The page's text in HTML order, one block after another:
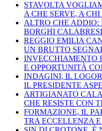
STAVOLTA
A CHE SERVE, A
ALTRO CHE
BORGHI
REGGIO EMILIA
UN BRUTTO
INVECCHIAMENTO
E OPPORTUNITÀ
INDAGINI, IL
IL PRESIDENTE
ARTIGIANATO
CHE RESISTE CON
FORMAZIONE, IL
TRA ECCELLENZA